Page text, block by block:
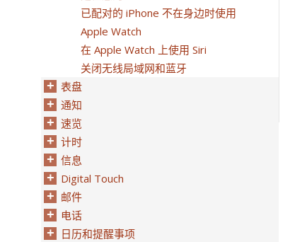
已配对的 iPhone 不在身边时使用
Apple Watch
在 Apple Watch 上使用 Siri
关闭无线局域网和蓝牙
表盘
通知
速览
计时
信息
Digital Touch
邮件
电话
日历和提醒事项